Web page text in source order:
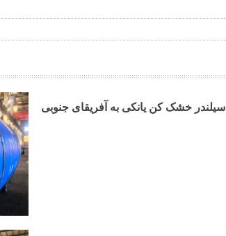
سیلندر خشک کن یانکی به آفریقای جنوبی